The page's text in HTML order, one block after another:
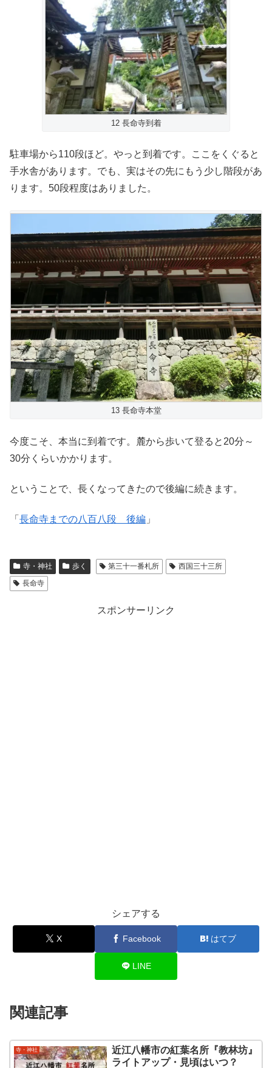
12 長命寺到着
駐車場から110段ほど。やっと到着です。ここをくぐると
手水舎があります。でも、実はその先にもう少し階段があ
ります。50段程度はありました。
13 長命寺本堂
今度こそ、本当に到着です。麓から歩いて登ると20分～
30分くらいかかります。
ということで、長くなってきたので後編に続きます。
「 長命寺までの八百八段 後編 」
寺・神社 歩く 第三十一番札所
西国三十三所
長命寺
スポンサーリンク
シェアする
X Facebook はてブ
LINE
関連記事
寺・神社
近江八幡市の紅葉名所『教林坊』
ライトアップ・見頃はいつ？